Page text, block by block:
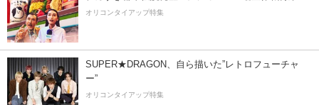
オリコンタイアップ特集
SUPER★DRAGON、自ら描いた”レトロフューチャ
ー”
オリコンタイアップ特集